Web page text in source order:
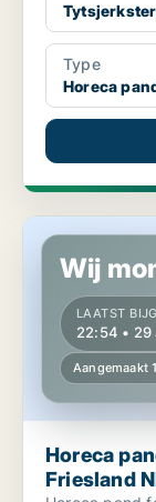
Type
Horeca
Horeca pand in
Wij
LAATST
22:54 • 29
Aangemaakt
Horeca
Friesland